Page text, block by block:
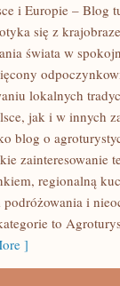
i Europie – Blog
się z
świata w
lokalnych
jak i w innych
blog o
zainteresowanie
regionalną
i
to
]